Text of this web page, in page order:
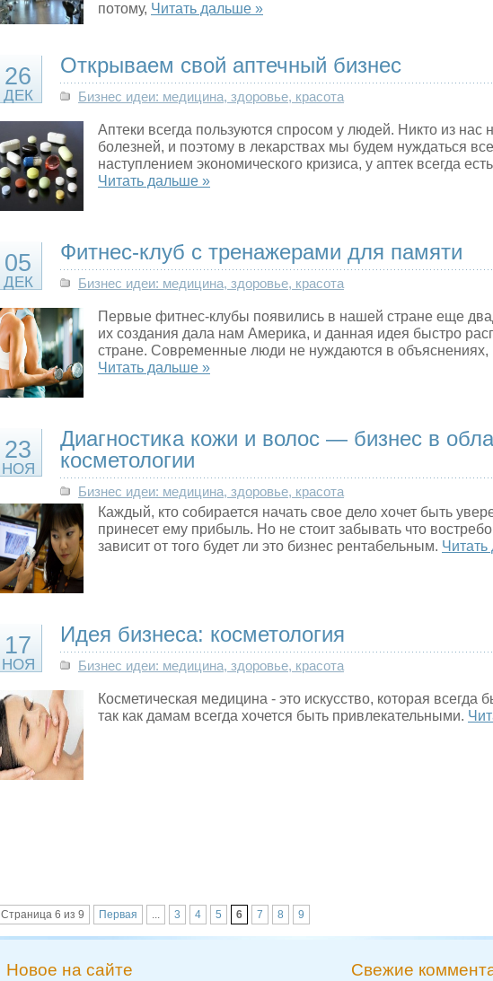
потому, Читать дальше »
26
ДЕК
Открываем свой аптечный бизнес
Бизнес идеи: медицина, здоровье, красота
Аптеки всегда пользуются спросом у людей. Никто из нас
болезней, и поэтому в лекарствах мы будем нуждаться
наступлением экономического кризиса, у аптек всегда
Читать дальше »
05
ДЕК
Фитнес-клуб с тренажерами для памяти
Бизнес идеи: медицина, здоровье, красота
Первые фитнес-клубы появились в нашей стране еще
их создания дала нам Америка, и данная идея быстро
стране. Современные люди не нуждаются в объяснениях,
Читать дальше »
23
НОЯ
Диагностика кожи и волос — бизнес в
косметологии
Бизнес идеи: медицина, здоровье, красота
Каждый, кто собирается начать свое дело хочет быть
принесет ему прибыль. Но не стоит забывать что
зависит от того будет ли это бизнес рентабельным.
17
НОЯ
Идея бизнеса: косметология
Бизнес идеи: медицина, здоровье, красота
Косметическая медицина - это искусство, которая всегда
так как дамам всегда хочется быть привлекательными.
Страница 6 из 9 Первая ... 3 4 5 6 7 8 9
Новое на сайте Свежие